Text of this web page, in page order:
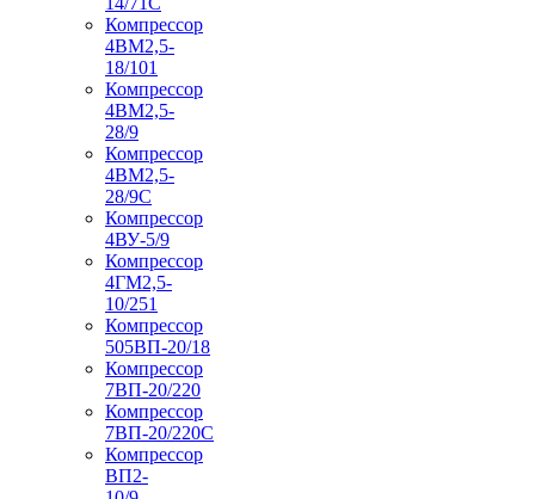
Компрессор
4ВМ2,5-
18/101
Компрессор
4ВМ2,5-
28/9
Компрессор
4ВМ2,5-
28/9С
Компрессор
4ВУ-5/9
Компрессор
4ГМ2,5-
10/251
Компрессор
505ВП-20/18
Компрессор
7ВП-20/220
Компрессор
7ВП-20/220С
Компрессор
ВП2-